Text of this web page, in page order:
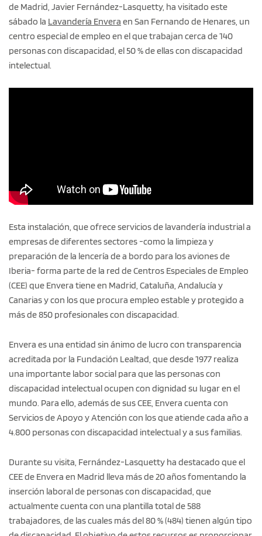
de Madrid, Javier Fernández-Lasquetty, ha visitado este
sábado la Lavandería Envera en San Fernando de Henares, un
centro especial de empleo en el que trabajan cerca de 140
personas con discapacidad, el 50 % de ellas con discapacidad
intelectual.
Esta instalación, que ofrece servicios de lavandería industrial a
empresas de diferentes sectores -como la limpieza y
preparación de la lencería de a bordo para los aviones de
Iberia- forma parte de la red de Centros Especiales de Empleo
(CEE) que Envera tiene en Madrid, Cataluña, Andalucía y
Canarias y con los que procura empleo estable y protegido a
más de 850 profesionales con discapacidad.
Envera es una entidad sin ánimo de lucro con transparencia
acreditada por la Fundación Lealtad, que desde 1977 realiza
una importante labor social para que las personas con
discapacidad intelectual ocupen con dignidad su lugar en el
mundo. Para ello, además de sus CEE, Envera cuenta con
Servicios de Apoyo y Atención con los que atiende cada año a
4.800 personas con discapacidad intelectual y a sus familias.
Durante su visita, Fernández-Lasquetty ha destacado que el
CEE de Envera en Madrid lleva más de 20 años fomentando la
inserción laboral de personas con discapacidad, que
actualmente cuenta con una plantilla total de 588
trabajadores, de las cuales más del 80 % (484) tienen algún tipo